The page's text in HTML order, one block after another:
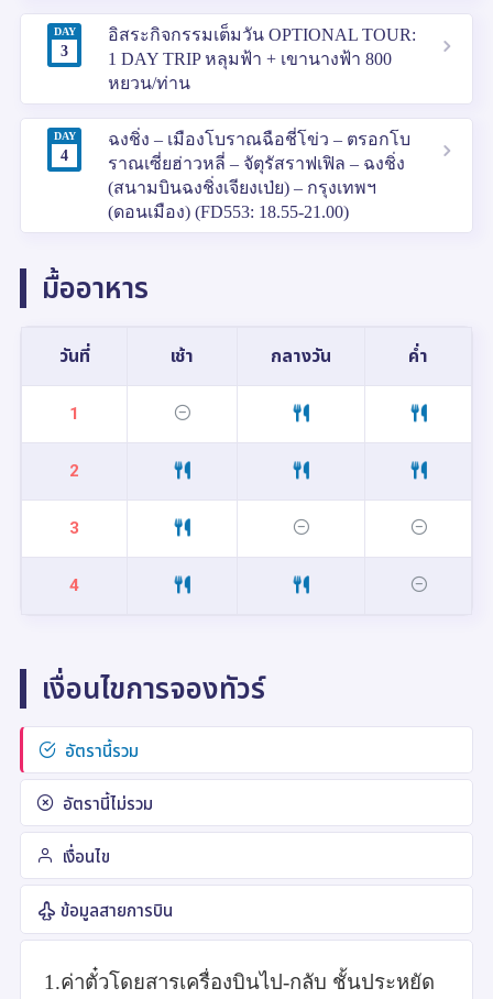
DAY
3
อิสระกิจกรรมเต็มวัน OPTIONAL TOUR:
1 DAY TRIP หลุมฟ้า + เขานางฟ้า 800
หยวน/ท่าน
DAY
4
ฉงชิ่ง – เมืองโบราณฉือชี่โข่ว – ตรอกโบ
ราณเซี่ยฮ่าวหลี่ – จัตุรัสราฟเฟิล – ฉงชิ่ง
(สนามบินฉงชิ่งเจียงเป่ย) – กรุงเทพฯ
(ดอนเมือง) (FD553: 18.55-21.00)
มื้ออาหาร
วันที่ เช้า กลางวัน ค่ำ
1
2
3
4
เงื่อนไขการจองทัวร์
อัตรานี้รวม
อัตรานี้ไม่รวม
เงื่อนไข
ข้อมูลสายการบิน
1.ค่าตั๋วโดยสารเครื่องบินไป-กลับ ชั้นประหยัด